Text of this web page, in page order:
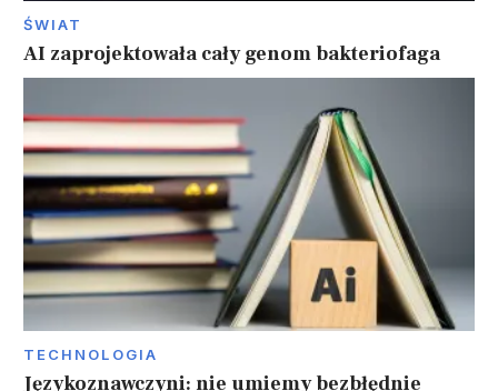
ŚWIAT
AI zaprojektowała cały genom bakteriofaga
TECHNOLOGIA
Językoznawczyni: nie umiemy bezbłędnie